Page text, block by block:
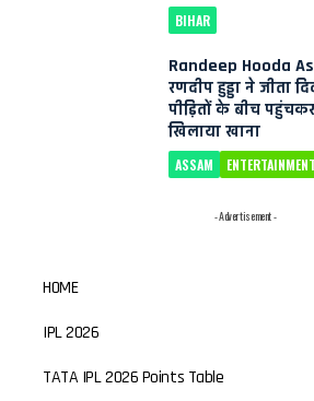
BIHAR
Randeep Hooda
रणदीप हुड्डा ने जीता
पीड़ितों के बीच
खिलाया खाना
ASSAM ENTERTAINMENT
- Advertisement -
HOME
IPL 2026
TATA IPL 2026 Points Table